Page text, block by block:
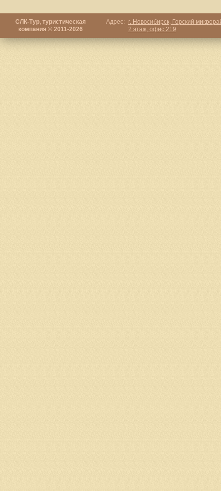
СЛК-Тур, туристическая
компания © 2011-2026
Адрес:
г. Новосибирск, Горский
2 этаж, офис 219